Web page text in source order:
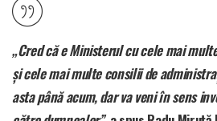
„Cred că e Ministerul cu cele mai
și cele mai multe consilii de
asta până acum, dar va veni în sens